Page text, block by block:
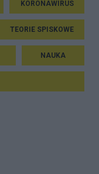
KORONAWIRUS
TEORIE SPISKOWE
NAUKA